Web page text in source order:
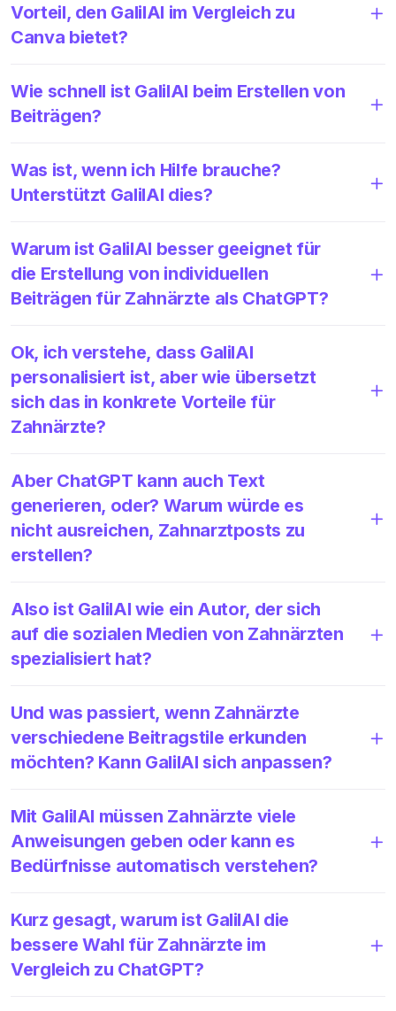
Vorteil, den GalilAI im Vergleich zu
Canva bietet?
Wie schnell ist GalilAI beim Erstellen von
Beiträgen?
Was ist, wenn ich Hilfe brauche?
Unterstützt GalilAI dies?
Warum ist GalilAI besser geeignet für
die Erstellung von individuellen
Beiträgen für Zahnärzte als ChatGPT?
Ok, ich verstehe, dass GalilAI
personalisiert ist, aber wie übersetzt
sich das in konkrete Vorteile für
Zahnärzte?
Aber ChatGPT kann auch Text
generieren, oder? Warum würde es
nicht ausreichen, Zahnarztposts zu
erstellen?
Also ist GalilAI wie ein Autor, der sich
auf die sozialen Medien von Zahnärzten
spezialisiert hat?
Und was passiert, wenn Zahnärzte
verschiedene Beitragstile erkunden
möchten? Kann GalilAI sich anpassen?
Mit GalilAI müssen Zahnärzte viele
Anweisungen geben oder kann es
Bedürfnisse automatisch verstehen?
Kurz gesagt, warum ist GalilAI die
bessere Wahl für Zahnärzte im
Vergleich zu ChatGPT?